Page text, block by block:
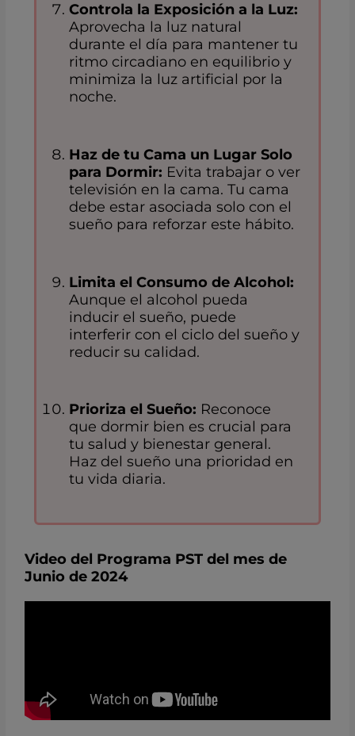
Controla la Exposición a la Luz:
Aprovecha la luz natural
durante el día para mantener tu
ritmo circadiano en equilibrio y
minimiza la luz artificial por la
noche.
Haz de tu Cama un Lugar Solo
para Dormir: Evita trabajar o ver
televisión en la cama. Tu cama
debe estar asociada solo con el
sueño para reforzar este hábito.
Limita el Consumo de Alcohol:
Aunque el alcohol pueda
inducir el sueño, puede
interferir con el ciclo del sueño y
reducir su calidad.
Prioriza el Sueño: Reconoce
que dormir bien es crucial para
tu salud y bienestar general.
Haz del sueño una prioridad en
tu vida diaria.
Video del Programa PST del mes de
Junio de 2024